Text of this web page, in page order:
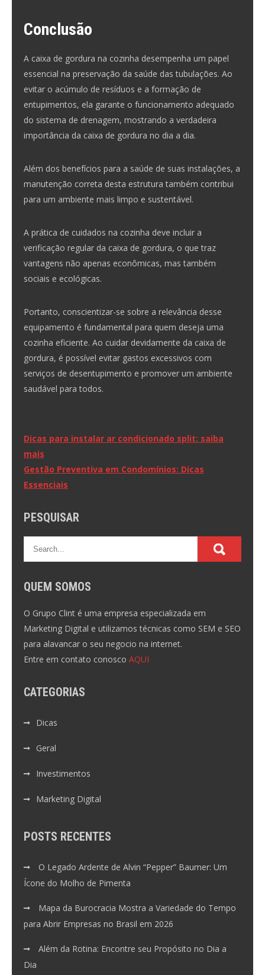
Conclusão
A caixa de gordura na cozinha desempenha um papel
essencial na preservação da saúde das tubulações. Ao
evitar o acúmulo de resíduos e a formação de
entupimentos, ela garante o funcionamento adequado
do sistema de drenagem, mostrando a verdadeira
importância da caixa de gordura no dia a dia.
Além dos benefícios para a saúde de suas instalações, a
manutenção correta desta estrutura também contribui
para um ambiente mais limpo e sustentável.
A prática de cuidados na cozinha deve incluir a
verificação regular da caixa de gordura, o que traz
vantagens não apenas econômicas, mas também
sociais e ecológicas.
Portanto, conscientizar-se sobre a relevância desse
equipamento é fundamental para quem deseja uma
cozinha eficiente. Ao cuidar devidamente da caixa de
gordura, é possível evitar gastos excessivos com
serviços de desentupimento e promover um ambiente
saudável para todos.
Navegação
de
Post
Dicas para instalar ar condicionado split: saiba
mais
Gestão Preventiva em Condomínios: Dicas
Essenciais
PESQUISAR
QUEM SOMOS
O Grupo Clint é uma empresa especializada em
Marketing Digital e utilizamos técnicas como SEM e SEO
para alavancar o seu negocio na internet.
Entre em contato conosco AQUI
CATEGORIAS
Dicas
Geral
Investimentos
Marketing Digital
POSTS RECENTES
O Legado Ardente de Alvin “Pepper” Baumer: Um
Ícone do Molho de Pimenta
Mapa da Burocracia Mostra a Variedade do Tempo
para Abrir Empresas no Brasil em 2026
Além da Rotina: Encontre seu Propósito no Dia a
Dia